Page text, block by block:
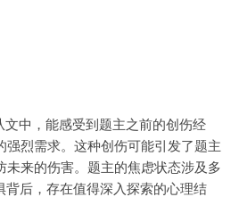
中，能感受到题主之前的创伤经
烈需求。这种创伤可能引发了题主
未来的伤害。题主的焦虑状态涉及多
背后，存在值得深入探索的心理结